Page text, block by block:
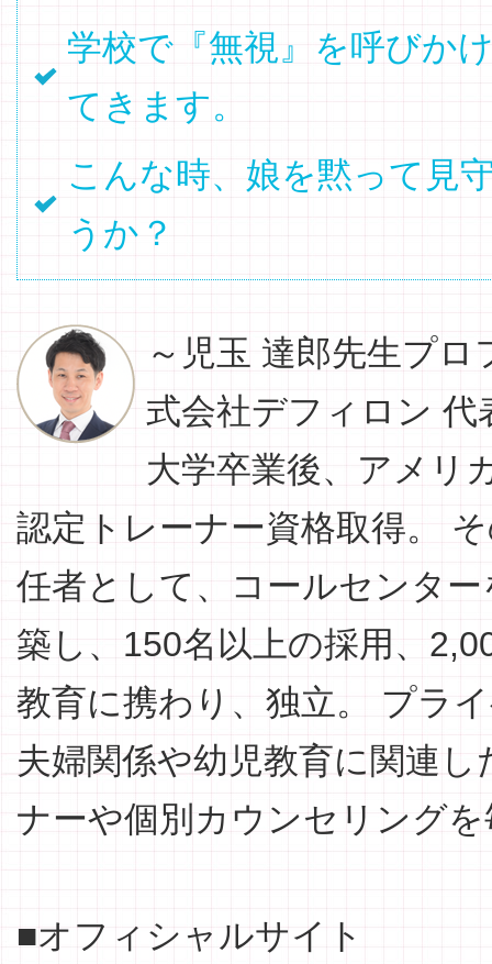
学校で『無視』を呼びか
てきます。
こんな時、娘を黙って見
うか？
～児玉 達郎先生プロ
式会社デフィロン 代
大学卒業後、アメリ
認定トレーナー資格取得。
任者として、コールセンタ
築し、150名以上の採用、
教育に携わり、独立。 プラ
夫婦関係や幼児教育に関連し
ナーや個別カウンセリング
■オフィシャルサイト